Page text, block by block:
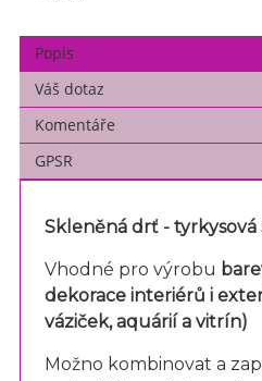
Popis
Váš dotaz
Komentáře
GPSR
Skleněná drť - tyrkysová
Vhodné pro výrobu
dekorace interiérů i
váziček, aquárií a vitrín)
Možno kombinovat a